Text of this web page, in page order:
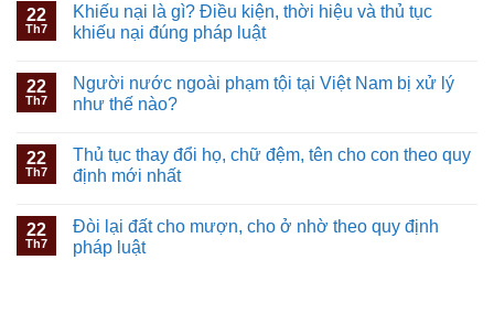
22
Th7
Khiếu nại là gì? Điều kiện, thời hiệu và thủ tục
khiếu nại đúng pháp luật
22
Th7
Người nước ngoài phạm tội tại Việt Nam bị xử lý
như thế nào?
22
Th7
Thủ tục thay đổi họ, chữ đệm, tên cho con theo quy
định mới nhất
22
Th7
Đòi lại đất cho mượn, cho ở nhờ theo quy định
pháp luật